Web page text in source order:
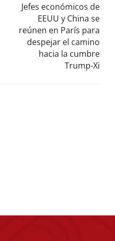
Jefes económicos de
EEUU y China se
reúnen en París para
despejar el camino
hacia la cumbre
Trump-Xi